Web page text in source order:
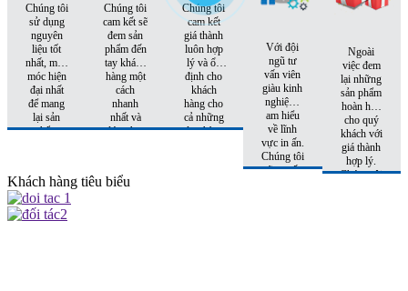
Chúng tôi
sử dụng
nguyên
liệu tốt
nhất, máy
móc hiện
đại nhất
để mang
lại sản
phẩm
hàng
Chúng tôi
cam kết sẽ
đem sản
phẩm đến
tay khách
hàng một
cách
nhanh
nhất và
đúng hẹn
Chúng tôi
cam kết
giá thành
luôn hợp
lý và ổn
định cho
khách
hàng cho
cả những
đơn hàng
Với đội
ngũ tư
vấn viên
giàu kinh
nghiệm,
am hiểu
về lĩnh
vực in ấn.
Chúng tôi
sẽ tư vấn
Ngoài
việc đem
lại những
sản phẩm
hoàn hảo
cho quý
khách với
giá thành
hợp lý.
Chúng tôi
Khách hàng tiêu biểu